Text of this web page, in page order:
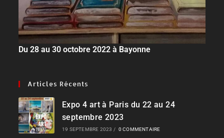
Du 28 au 30 octobre 2022 à Bayonne
Articles Récents
Expo 4 art à Paris du 22 au 24
septembre 2023
19 SEPTEMBRE 2023 / 0 COMMENTAIRE